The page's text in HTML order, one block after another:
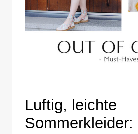
Luftig, leichte
Sommerkleider: